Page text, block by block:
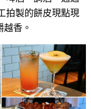
拍製的餅皮現點現
香。